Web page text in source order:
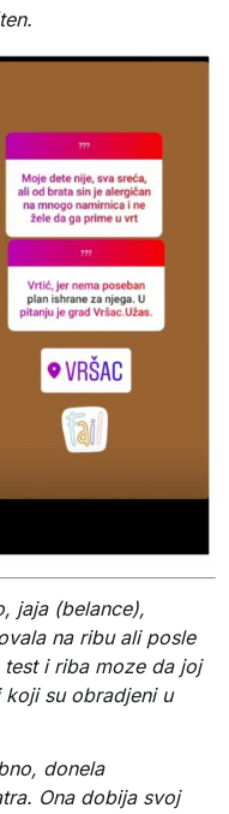
jaja (belance),
na ribu ali posle
i riba moze da joj
su obradjeni u
donela
Ona dobija svoj